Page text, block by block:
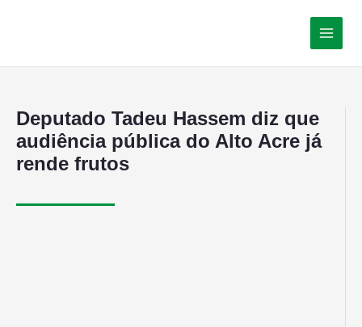
Deputado Tadeu Hassem diz que
audiência pública do Alto Acre já
rende frutos